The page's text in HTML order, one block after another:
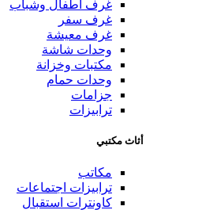
غرف اطفال وشباب
غرف سفر
غرف معيشة
وحدات شاشة
مكتبات وخزانة
وحدات حمام
جزامات
ترابيزات
أثاث مكتبي
مكاتب
ترابيزات اجتماعات
كاونترات استقبال